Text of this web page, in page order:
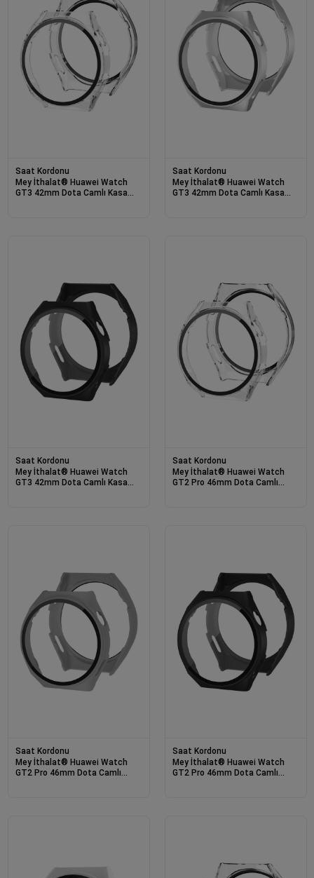
Saat Kordonu
Mey İthalat® Huawei Watch
GT3 42mm Dota Camlı Kasa
Saat Kordonu
Mey İthalat® Huawei Watch
GT3 42mm Dota Camlı Kasa
Saat Kordonu
Mey İthalat® Huawei Watch
GT3 42mm Dota Camlı Kasa
Saat Kordonu
Mey İthalat® Huawei Watch
GT2 Pro 46mm Dota Camlı
Saat Kordonu
Mey İthalat® Huawei Watch
GT2 Pro 46mm Dota Camlı
Saat Kordonu
Mey İthalat® Huawei Watch
GT2 Pro 46mm Dota Camlı